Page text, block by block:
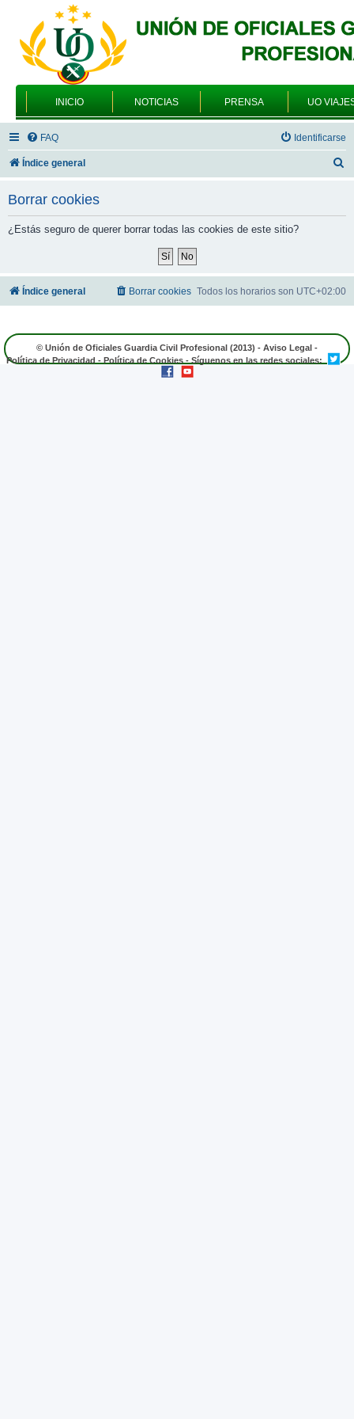
INICIO NOTICIAS PRENSA UO
FAQ Identificarse
Índice general
Borrar cookies
¿Estás seguro de querer borrar todas las cookies de este sitio?
Índice general Todos los horarios son UTC+02:00
Borrar cookies
© Unión de Oficiales Guardia Civil Profesional (2013) - Aviso Legal -
Política de Privacidad - Política de Cookies - Síguenos en las redes sociales: